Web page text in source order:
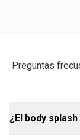
Preguntas
¿El body